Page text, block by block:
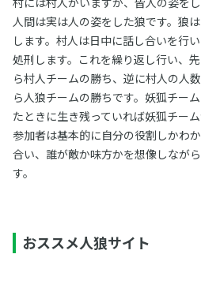
人間は実は人の姿をした狼です。狼
します。村人は日中に話し合いを行
処刑します。これを繰り返し行い、
ら村人チームの勝ち、逆に村人の人
ら人狼チームの勝ちです。妖狐チー
たときに生き残っていれば妖狐チー
参加者は基本的に自分の役割しかわ
合い、誰が敵か味方かを想像しなが
す。
おススメ人狼サイト